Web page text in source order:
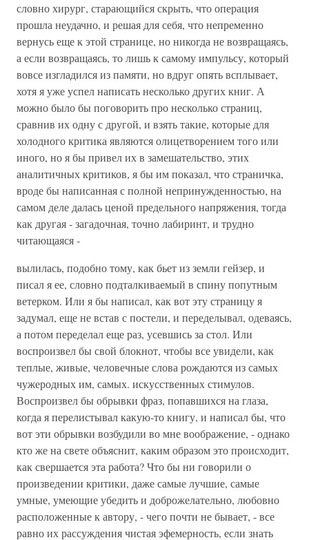
словно хирург, старающийся скрыть, что операция
прошла неудачно, и решая для себя, что непременно
вернусь еще к этой странице, но никогда не возвращаясь,
а если возвращаясь, то лишь к самому импульсу, который
вовсе изгладился из памяти, но вдруг опять всплывает,
хотя я уже успел написать несколько других книг. А
можно было бы поговорить про несколько страниц,
сравнив их одну с другой, и взять такие, которые для
холодного критика являются олицетворением того или
иного, но я бы привел их в замешательство, этих
аналитичных критиков, я бы им показал, что страничка,
вроде бы написанная с полной непринужденностью, на
самом деле далась ценой предельного напряжения, тогда
как другая - загадочная, точно лабиринт, и трудно
читающаяся -
вылилась, подобно тому, как бьет из земли гейзер, и
писал я ее, словно подталкиваемый в спину попутным
ветерком. Или я бы написал, как вот эту страницу я
задумал, еще не встав с постели, и переделывал, одеваясь,
а потом переделал еще раз, усевшись за стол. Или
воспроизвел бы свой блокнот, чтобы все увидели, как
теплые, живые, человечные слова рождаются из самых
чужеродных им, самых. искусственных стимулов.
Воспроизвел бы обрывки фраз, попавшихся на глаза,
когда я перелистывал какую-то книгу, и написал бы, что
вот эти обрывки возбудили во мне воображение, - однако
кто же на свете объяснит, каким образом это происходит,
как свершается эта работа? Что бы ни говорили о
произведении критики, даже самые лучшие, самые
умные, умеющие убедить и доброжелательно, любовно
расположенные к автору, - чего почти не бывает, - все
равно их рассуждения чистая эфемерность, если знать